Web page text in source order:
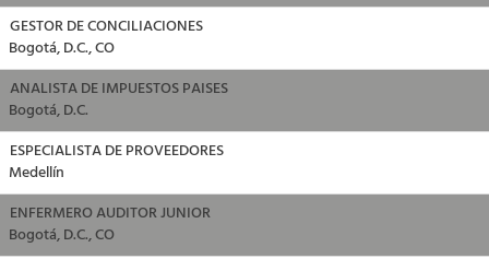
GESTOR DE CONCILIACIONES
Bogotá, D.C., CO
ANALISTA DE IMPUESTOS PAISES
Bogotá, D.C.
ESPECIALISTA DE PROVEEDORES
Medellín
ENFERMERO AUDITOR JUNIOR
Bogotá, D.C., CO